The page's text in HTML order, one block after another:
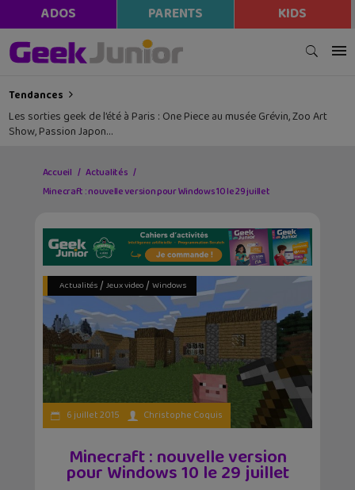
ADOS PARENTS KIDS
Tendances
Les sorties geek de l’été à Paris : One Piece au musée Grévin, Zoo Art
Show, Passion Japon…
Accueil
Actualités
Minecraft : nouvelle version pour Windows 10 le 29 juillet
Actualités/ Jeux video/ Windows
6 juillet 2015 Christophe Coquis
Minecraft : nouvelle version
pour Windows 10 le 29 juillet